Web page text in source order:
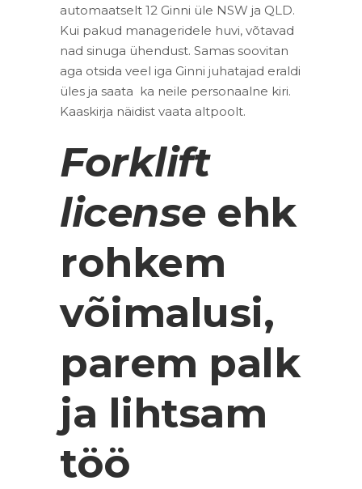
automaatselt 12 Ginni üle NSW ja QLD.
Kui pakud manageridele huvi, võtavad
nad sinuga ühendust. Samas soovitan
aga otsida veel iga Ginni juhatajad eraldi
üles ja saata ka neile personaalne kiri.
Kaaskirja näidist vaata altpoolt.
Forklift
licenseehk
rohkem
võimalusi,
parem palk
ja lihtsam
töö